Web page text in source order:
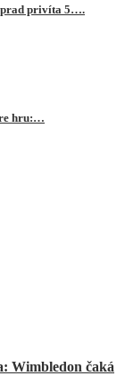
privíta 5….
hru:…
Wimbledon čaká